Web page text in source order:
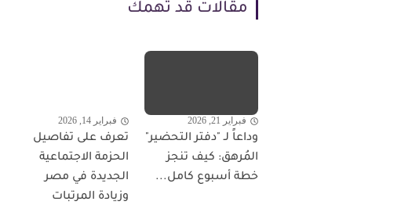
مقالات قد تهمك
فبراير 21, 2026
وداعاً لـ "دفتر التحضير"
المُرهق: كيف تنجز
خطة أسبوع كامل...
فبراير 14, 2026
تعرف على تفاصيل
الحزمة الاجتماعية
الجديدة في مصر
وزيادة المرتبات